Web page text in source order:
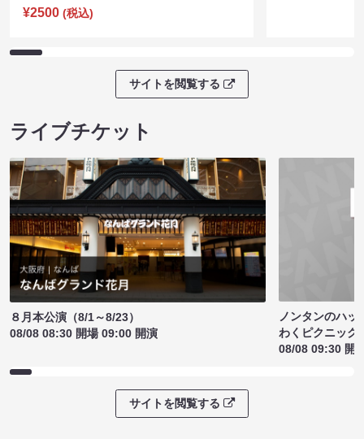
¥2500 (税込)
サイトを閲覧する
ライブチケット
８月本公演（8/1～8/23）
08/08 08:30 開場 09:00 開演
ノンタンのハッ
わくピクニック
08/08 09:30 開
サイトを閲覧する